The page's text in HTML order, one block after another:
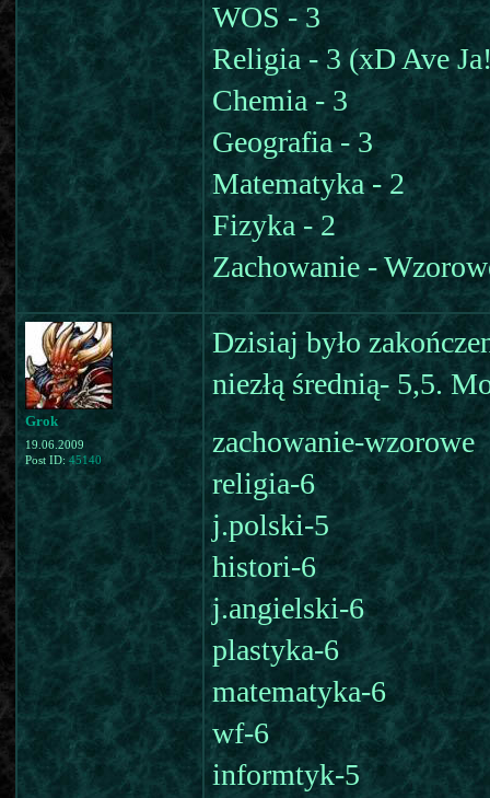
WOS - 3
Religia - 3 (xD Ave
Chemia - 3
Geografia - 3
Matematyka - 2
Fizyka - 2
Zachowanie -
Grok
19.06.2009
Post ID: 45140
Dzisiaj było
niezłą średnią- 5,5.
zachowanie-wzorowe
religia-6
j.polski-5
histori-6
j.angielski-6
plastyka-6
matematyka-6
wf-6
informtyk-5